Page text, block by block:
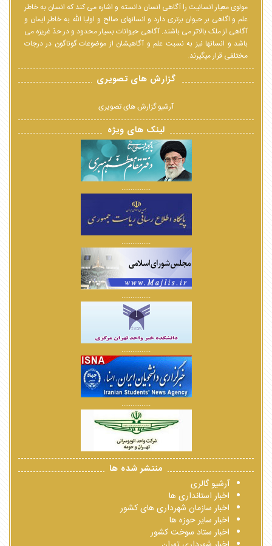
مولوی معیار انسانیت را آگاهی انسان دانسته و اشاره می کند که انسان به خاطر
علم و اگاهی بر حیوان برتری دارد و انسانهای صالح و اولیا الله به خاطر ایمان و
آگاهی از ملک بالاتر می باشند. آگاهی حیوانات بسیار محدود و در حدّ غریزه می
باشد و انسانها نیز به نسبت علم و آگاهیشان از موضوعات گوناگون در درجات
مختلفی قرار میگیرند.
گزارش های تصویری
آرشیو گزارش های تصویری
لینک های ویژه
................
................
................
................
................
منتشر شده ها
آرشیو گالری
اخبار استانداری ها
اخبار سازمان شهرداری های کشور
اخبار سایر حوزه ها
اخبار ستاد سوخت کشور